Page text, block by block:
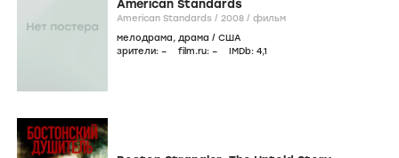
American Standards
American Standards / 2008 / фильм
мелодрама, драма / США
зрители: – film.ru: – IMDb: 4,1